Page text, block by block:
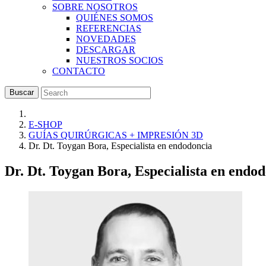
SOBRE NOSOTROS
QUIÉNES SOMOS
REFERENCIAS
NOVEDADES
DESCARGAR
NUESTROS SOCIOS
CONTACTO
Buscar
E-SHOP
GUÍAS QUIRÚRGICAS + IMPRESIÓN 3D
Dr. Dt. Toygan Bora, Especialista en endodoncia
Dr. Dt. Toygan Bora, Especialista en